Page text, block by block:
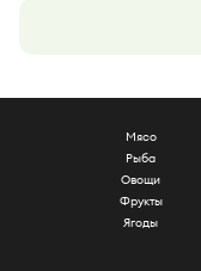
Мясо
Рыба
Овощи
Фрукты
Ягоды